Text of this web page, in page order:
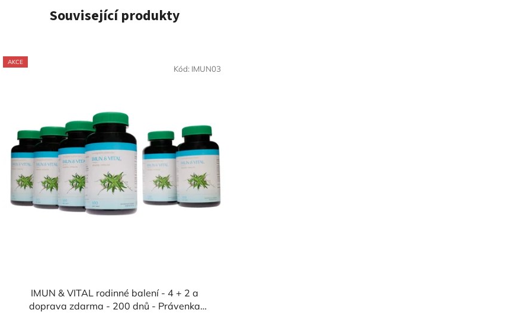
Související produkty
AKCE
IMUN & VITAL rodinné balení - 4 + 2 a
doprava zdarma - 200 dnů - Právenka
Kód: IMUN03